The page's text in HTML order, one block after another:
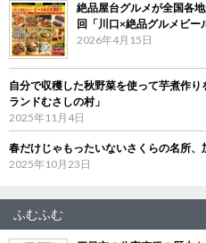
絶品屋台グルメが全国各
回「川口×絶品グルメビ
2026年4月15日
自分で収穫した秋野菜を使って芋煮作
ランドむさしの村」
2025年11月4日
春だけじゃもったいないさくらの名所、
2025年10月23日
ふむふむ